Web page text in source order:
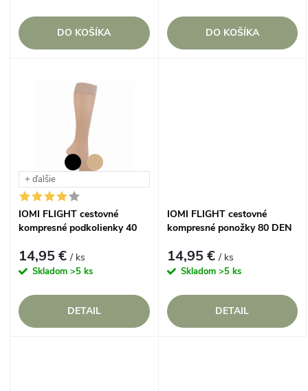
o
o
v
o
d
o
v
DO KOŠÍKA DO KOŠÍKA
+ ďalšie
IOMI FLIGHT cestovné
kompresné podkolienky 40
14,95 €/ ks
Skladom >5 ks
DETAIL
IOMI FLIGHT cestovné
kompresné ponožky 80 DEN
14,95 €/ ks
Skladom >5 ks
DETAIL